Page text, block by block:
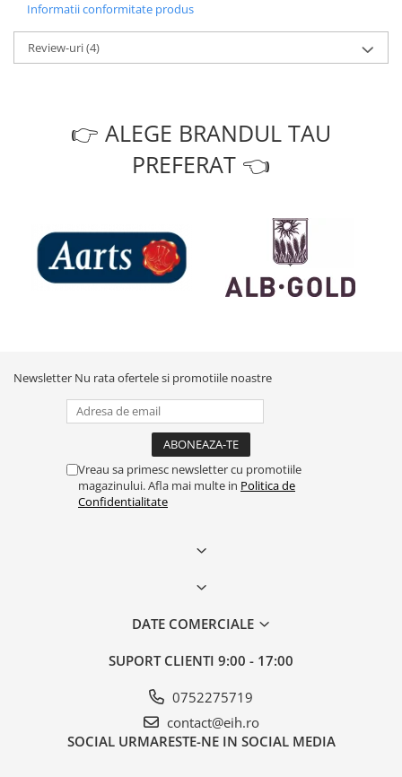
Informatii conformitate produs
Review-uri(4)
👉 ALEGE BRANDUL TAU
PREFERAT 👈
Newsletter Nu rata ofertele si promotiile noastre
Vreau sa primesc newsletter cu promotiile
magazinului. Afla mai multe in Politica de
Confidentialitate
DATE COMERCIALE
SUPORT CLIENTI 9:00 - 17:00
0752275719
contact@eih.ro
SOCIAL URMARESTE-NE IN SOCIAL MEDIA